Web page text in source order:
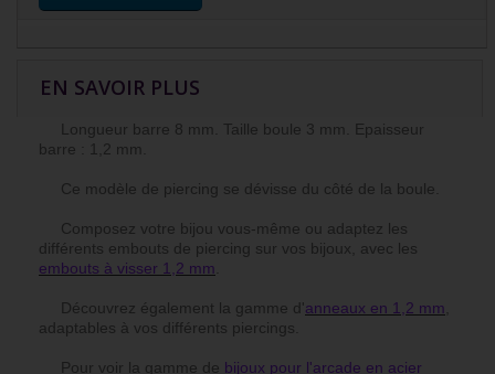
EN SAVOIR PLUS
Longueur barre 8 mm. Taille boule 3 mm. Epaisseur
barre : 1,2 mm.
Ce modèle de piercing se dévisse du côté de la boule.
Composez votre bijou vous-même ou adaptez les
différents embouts de piercing sur vos bijoux, avec les
embouts à visser 1,2 mm
Découvrez également la gamme d'anneaux en 1,2 mm
adaptables à vos différents piercings.
Pour voir la gamme de bijoux pour l'arcade en acier